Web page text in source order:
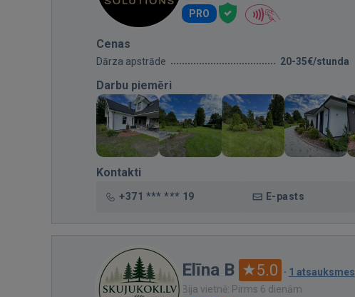
PRO
Cenas
Dārza apstrāde 20-35€/stunda
Darbu piemēri
Kontakti
+371 *** *** 19 E-pasts
Elīna B 5.0 · 1 atsauksmes
Bija vietnē: Pirms 6 dienām